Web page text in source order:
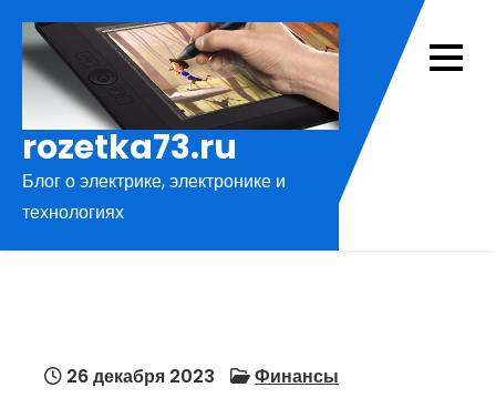
содержимому
rozetka73.ru
Блог о электрике, электронике и
технологиях
26 декабря 2023 Финансы